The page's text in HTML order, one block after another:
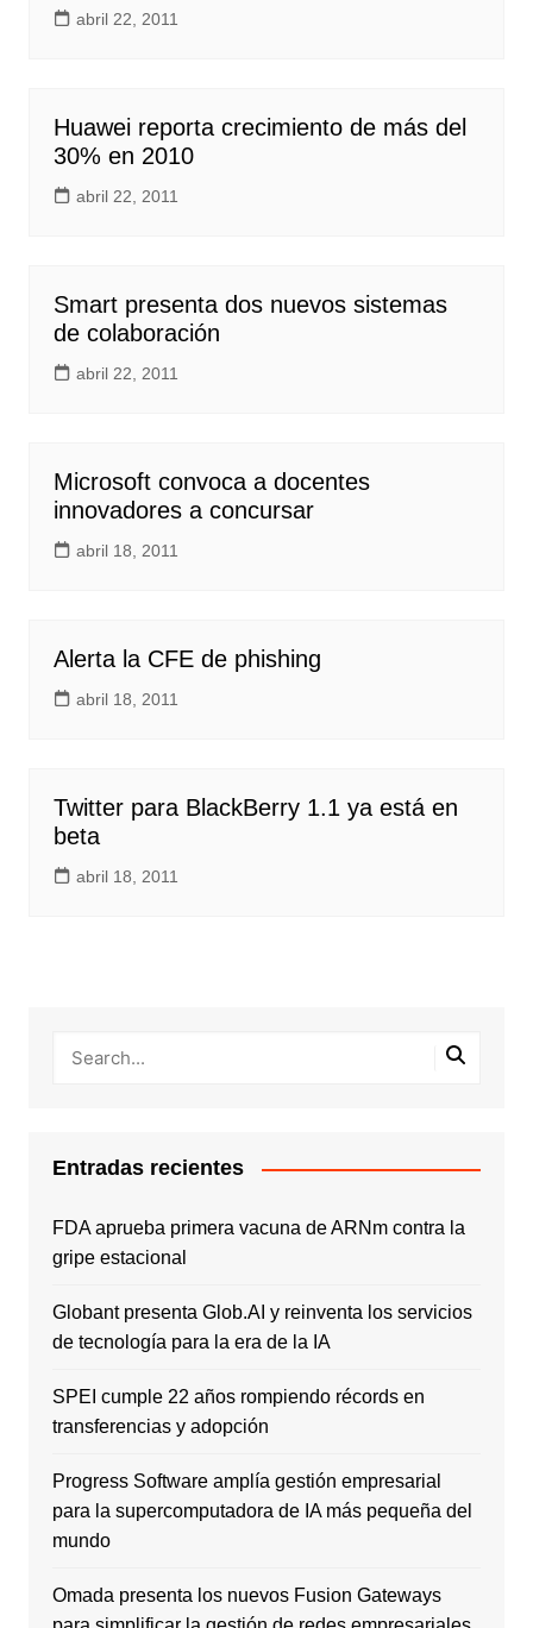
abril 22, 2011
Huawei reporta crecimiento de más del
30% en 2010
abril 22, 2011
Smart presenta dos nuevos sistemas
de colaboración
abril 22, 2011
Microsoft convoca a docentes
innovadores a concursar
abril 18, 2011
Alerta la CFE de phishing
abril 18, 2011
Twitter para BlackBerry 1.1 ya está en
beta
abril 18, 2011
Entradas recientes
FDA aprueba primera vacuna de ARNm contra la
gripe estacional
Globant presenta Glob.AI y reinventa los servicios
de tecnología para la era de la IA
SPEI cumple 22 años rompiendo récords en
transferencias y adopción
Progress Software amplía gestión empresarial
para la supercomputadora de IA más pequeña del
mundo
Omada presenta los nuevos Fusion Gateways